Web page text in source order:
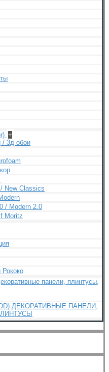
+
/ 3д обои
New Classics
/ Modern 2.0
Moritz
Рококо
панели, плинтусы,
ДЕКОРАТИВНЫЕ ПАНЕЛИ,